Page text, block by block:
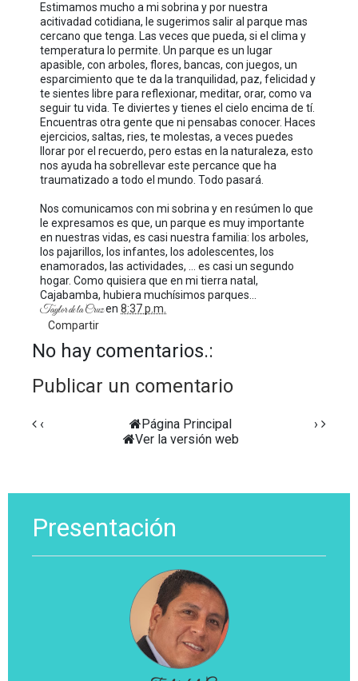
Estimamos mucho a mi sobrina y por nuestra
acitivadad cotidiana, le sugerimos salir al parque mas
cercano que tenga. Las veces que pueda, si el clima y
temperatura lo permite. Un parque es un lugar
apasible, con arboles, flores, bancas, con juegos, un
esparcimiento que te da la tranquilidad, paz, felicidad y
te sientes libre para reflexionar, meditar, orar, como va
seguir tu vida. Te diviertes y tienes el cielo encima de tí.
Encuentras otra gente que ni pensabas conocer. Haces
ejercicios, saltas, ries, te molestas, a veces puedes
llorar por el recuerdo, pero estas en la naturaleza, esto
nos ayuda ha sobrellevar este percance que ha
traumatizado a todo el mundo. Todo pasará.
Nos comunicamos con mi sobrina y en resúmen lo que
le expresamos es que, un parque es muy importante
en nuestras vidas, es casi nuestra familia: los arboles,
los pajarillos, los infantes, los adolescentes, los
enamorados, las actividades, … es casi un segundo
hogar. Como quisiera que en mi tierra natal,
Cajabamba, hubiera muchísimos parques…
Taylor de la Cruzen 8:37 p.m.
Compartir
No hay comentarios.:
Publicar un comentario
‹ ›
Página Principal
Ver la versión web
Presentación